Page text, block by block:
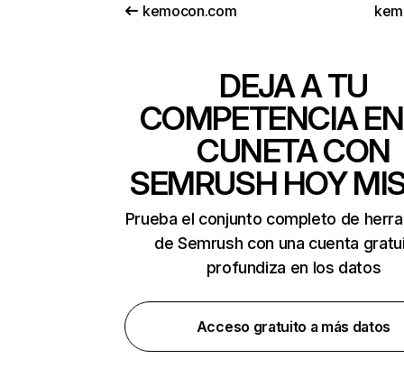
kemocon.com
DEJA A TU
COMPETENCIA
CUNETA CON
SEMRUSH HOY
Prueba el conjunto completo de
de Semrush con una cuenta
profundiza en los datos
Acceso gratuito a más datos